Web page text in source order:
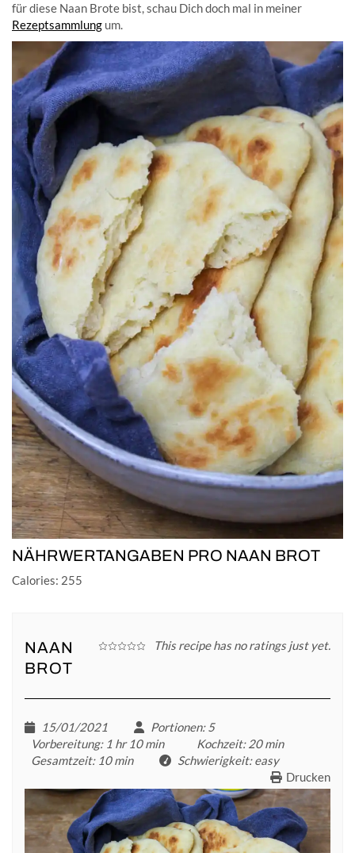
für diese Naan Brote bist, schau Dich doch mal in meiner
Rezeptsammlung um.
NÄHRWERTANGABEN PRO NAAN BROT
Calories: 255
This recipe has no ratings just yet.
NAAN
BROT
15/01/2021 Portionen: 5
Vorbereitung: 1 hr 10 min Kochzeit: 20 min
Gesamtzeit: 10 min Schwierigkeit: easy
Drucken